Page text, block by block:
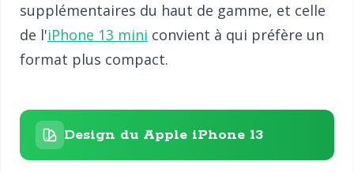
supplémentaires du haut de gamme, et celle
de l'iPhone 13 mini convient à qui préfère un
format plus compact.
Design du Apple iPhone 13